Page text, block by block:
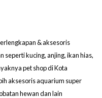
& aksesoris
seperti kucing, anjing, ikan hias,
pet shop di Kota
aksesoris aquarium super
hewan dan lain